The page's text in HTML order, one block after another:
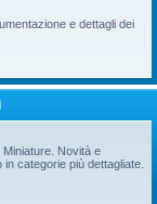
e dettagli dei
Novità e
categorie più dettagliate.